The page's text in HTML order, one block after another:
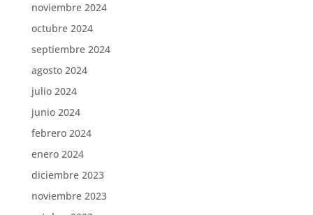
noviembre 2024
octubre 2024
septiembre 2024
agosto 2024
julio 2024
junio 2024
febrero 2024
enero 2024
diciembre 2023
noviembre 2023